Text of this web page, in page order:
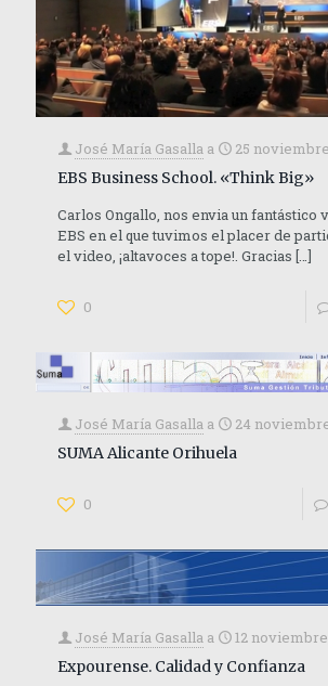
José María Gasalla a
25
EBS Business School. «Think Big»
Carlos Ongallo, nos envia un fantástico
EBS en el que tuvimos el placer de
el video, ¡altavoces a tope!. Gracias […]
0
José María Gasalla a
24
SUMA Alicante Orihuela
0
José María Gasalla a
12
Expourense. Calidad y Confianza